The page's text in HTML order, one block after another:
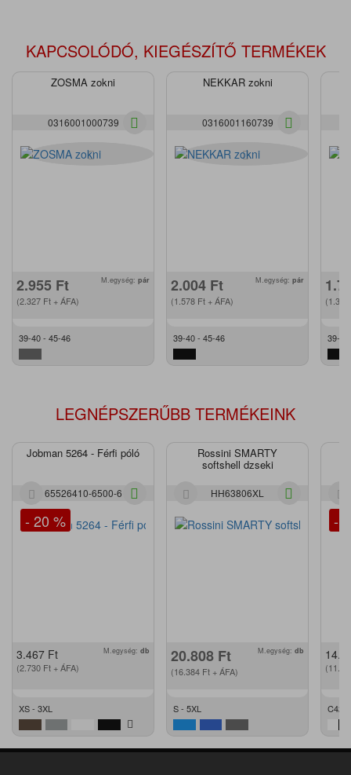
KAPCSOLÓDÓ, KIEGÉSZÍTŐ TERMÉKEK
ZOSMA zokni
0316001000739
2.955 Ft
(2.327 Ft + ÁFA)
M.egység: pár
39-40 - 45-46
NEKKAR zokni
0316001160739
2.004 Ft
(1.578 Ft + ÁFA)
M.egység: pár
39-40 - 45-46
(1.354
39-
LEGNÉPSZERŰBB TERMÉKEINK
Jobman 5264 - Férfi póló
65526410-6500-6
- 20 %
3.467 Ft
(2.730 Ft + ÁFA)
M.egység: db
XS - 3XL
Rossini SMARTY
softshell dzseki
HH63806XL
20.808 Ft
(16.384 Ft + ÁFA)
M.egység: db
S - 5XL
-
C42 -